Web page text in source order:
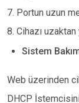
7. Portun uzun
8. Cihazı
Sistem
Web üzerinden
DHCP